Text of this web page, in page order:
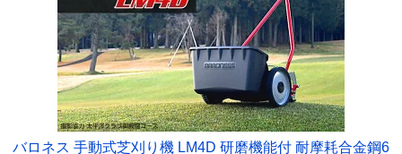
バロネス 手動式芝刈り機 LM4D 研磨機能付 耐摩耗合金鋼6